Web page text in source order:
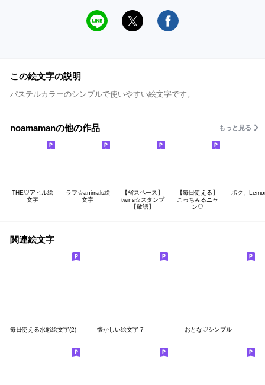
この絵文字の説明
パステルカラーのシンプルで使いやすい絵文字です。
noamamanの他の作品 もっと見る
THE♡アヒル絵
文字
ラフ☆animals絵
文字
【省スペース】
twins☆スタンプ
【敬語】
【毎日使える】
こっちみるニャ
ン♡
ボク、
関連絵文字
毎日使える水彩絵文字(2) 懐かしい絵文字 7 おとな♡シンプル